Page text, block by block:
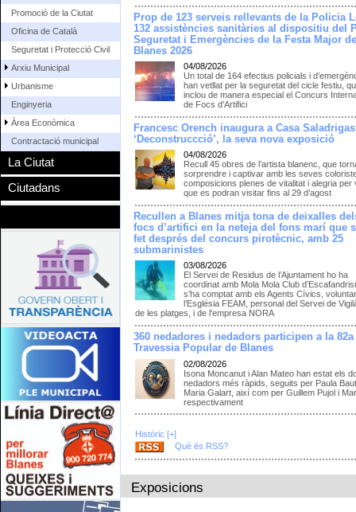
Promoció de la Ciutat
Oficina de Català
Seguretat i Protecció Civil
Arxiu Municipal
Urbanisme
Enginyeria
Àrea Econòmica
Contractació municipal
La Ciutat
Ciutadans
Prop de 123 serveis rellevants de la Policia
132 assistències sanitàries al dispositiu del
Seguretat i Emergències de la Festa Major
Blanes 2026
04/08/2026
Un total de 164 efectius policials i
han vetllat per la seguretat del cicle festiu,
inclou de manera especial el Concurs
de Focs d’Artifici
Francesc Orench inaugura a Casa Saladrigas
‘Deconstruccció’, la seva nova exposició
04/08/2026
Recull 45 obres de l’artista blanenc, que
sorprendre i captivar amb les seves
composicions plenes de vitalitat i alegria per
que es podran visitar fins al 29 d’agost
Recullen a Blanes mitja tona de deixalles
focs d’artifici en la neteja del fons marí que
fet després del concurs pirotècnic, amb 25
submarinistes
03/08/2026
El Servei de Residus de l’Ajuntament ho ha
coordinat amb Mola Mola Club
s’ha comptat amb els Agents Cívics,
l’Església FEAM, personal del Servei de
de les platges, i de l'empresa NORA
360 nedadores i nedadors participen a la 82a
Travessia Popular de Blanes
02/08/2026
Isona Moncanut i Alan Mateo han estat els
nedadors més ràpids, seguits per Paula
Maria Galart, així com per Guillem Pujol i
respectivament
Històric [+]
Què és RSS?
Exposicions